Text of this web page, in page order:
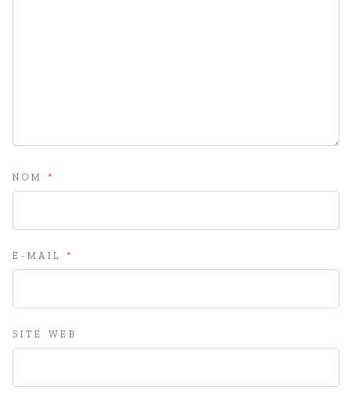
NOM *
E-MAIL *
SITE WEB